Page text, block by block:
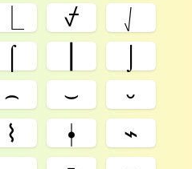
⍻
⎷
⌠
⌡
⌢ ⌣
⏑
⌇ ⍿
⌁